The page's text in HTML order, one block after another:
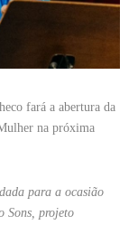
fará a abertura da
na próxima
para a ocasião
Sons, projeto